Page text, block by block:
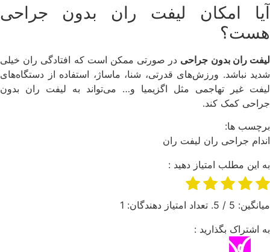
آیا امکان لیفت ران بدون جراحی
هست؟
لیفت ران بدون جراحی در صورتی ممکن است که افتادگی ران خیلی
شدید نباشد. ورزش‌های قدرتی، شنا، ماساژ، استفاده از دستگاه‌های
لیفت غیر تهاجمی مثل اگزیمیا و… می‌تواند به لیفت ران بدون
جراحی کمک کند.
برچسب ها:
اندام جراحی ران لیفت ران
به این مطلب امتیاز دهید :
میانگین: 5 / 5. تعداد امتیاز دهندگان:
1
به اشتراک بگذارید :